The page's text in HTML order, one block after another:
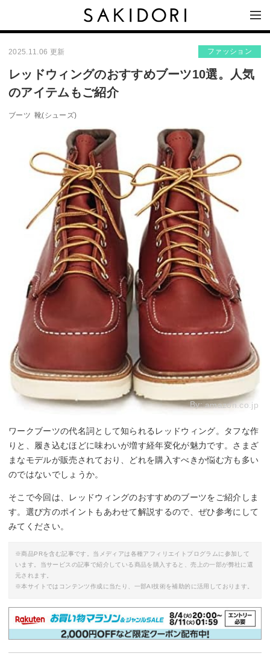
2025.11.06 更新 ファッション
レッドウィングのおすすめブーツ10選。人気
のアイテムもご紹介
ブーツ 靴(シューズ)
By:amazon.co.jp
ワークブーツの代名詞として知られるレッドウィング。タフな作
りと、履き込むほどに味わいが増す経年変化が魅力です。さまざ
まなモデルが販売されており、どれを購入すべきか悩む方も多い
のではないでしょうか。
そこで今回は、レッドウィングのおすすめのブーツをご紹介しま
す。選び方のポイントもあわせて解説するので、ぜひ参考にして
みてください。
※商品PRを含む記事です。当メディアは各種アフィリエイトプログラムに参加して
います。当サービスの記事で紹介している商品を購入すると、売上の一部が弊社に還
元されます。
※本サイトではコンテンツ作成に当たり、一部AI技術を補助的に活用しております。